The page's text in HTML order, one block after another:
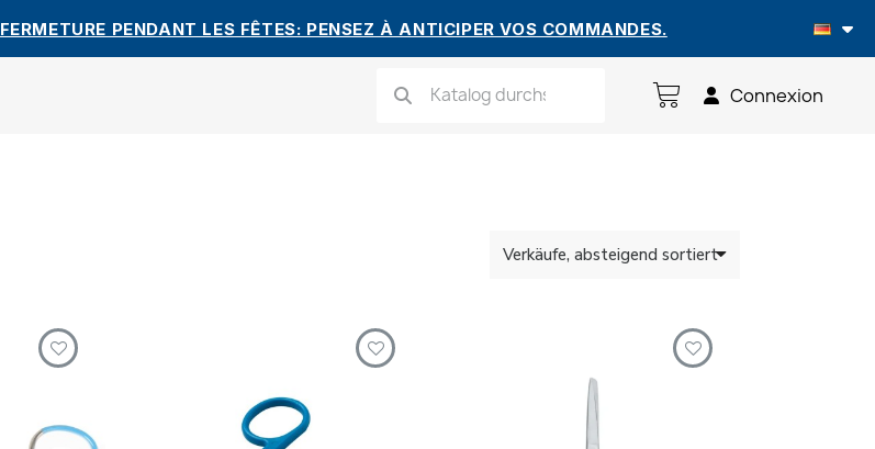
FERMETURE PENDANT LES FÊTES: PENSEZ À ANTICIPER VOS COMMANDES.
Connexion